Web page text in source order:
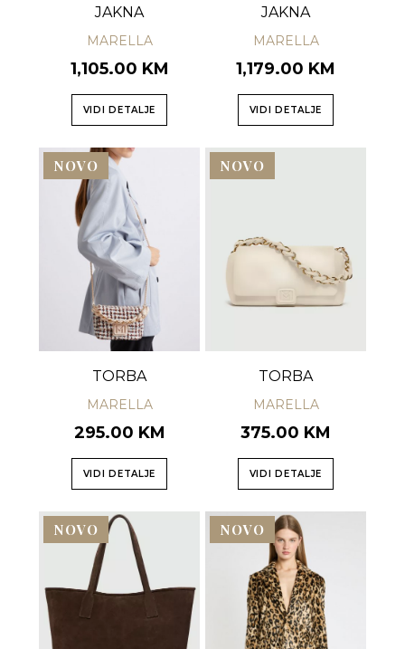
JAKNA
MARELLA
1,105.00 KM
VIDI DETALJE
JAKNA
MARELLA
1,179.00 KM
VIDI DETALJE
NOVO
TORBA
MARELLA
295.00 KM
VIDI DETALJE
NOVO
TORBA
MARELLA
375.00 KM
VIDI DETALJE
NOVO NOVO